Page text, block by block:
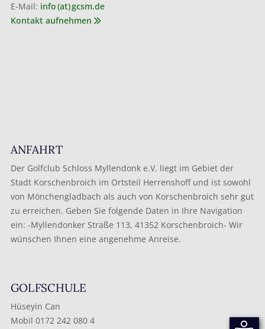
E-Mail: info (at) gcsm.de
Kontakt aufnehmen
ANFAHRT
Der Golfclub Schloss Myllendonk e.V. liegt im Gebiet der
Stadt Korschenbroich im Ortsteil Herrenshoff und ist sowohl
von Mönchengladbach als auch von Korschenbroich sehr gut
zu erreichen. Geben Sie folgende Daten in Ihre Navigation
ein: -Myllendonker Straße 113, 41352 Korschenbroich- Wir
wünschen Ihnen eine angenehme Anreise.
GOLFSCHULE
Hüseyin Can
Mobil 0172 242 080 4